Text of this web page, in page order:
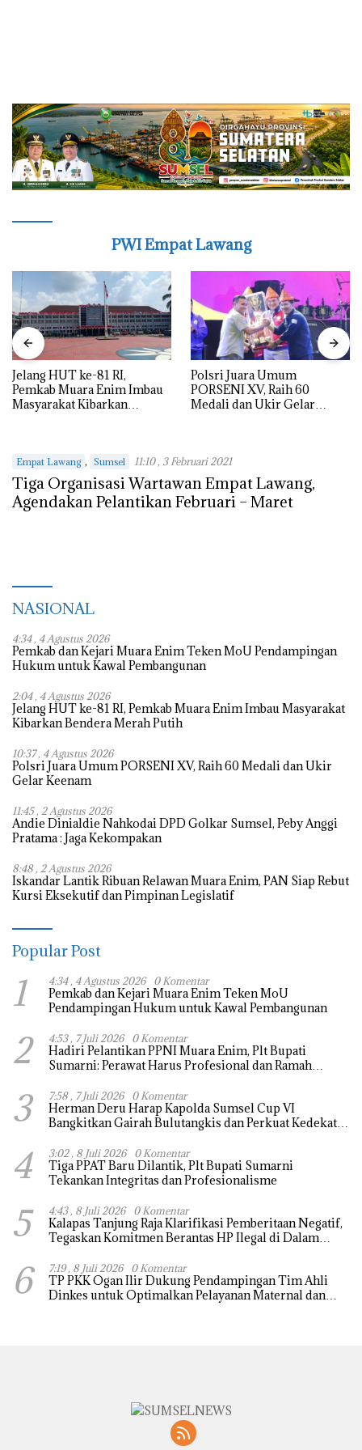
PWI Empat Lawang
Jelang HUT ke-81 RI,
Pemkab Muara Enim Imbau
Masyarakat Kibarkan
Polsri Juara Umum
PORSENI XV, Raih 60
Medali dan Ukir Gelar
Empat Lawang , Sumsel 11:10 , 3 Februari 2021
Tiga Organisasi Wartawan Empat Lawang,
Agendakan Pelantikan Februari – Maret
NASIONAL
4:34 , 4 Agustus 2026
Pemkab dan Kejari Muara Enim Teken MoU Pendampingan
Hukum untuk Kawal Pembangunan
2:04 , 4 Agustus 2026
Jelang HUT ke-81 RI, Pemkab Muara Enim Imbau Masyarakat
Kibarkan Bendera Merah Putih
10:37 , 4 Agustus 2026
Polsri Juara Umum PORSENI XV, Raih 60 Medali dan Ukir
Gelar Keenam
11:45 , 2 Agustus 2026
Andie Dinialdie Nahkodai DPD Golkar Sumsel, Peby Anggi
Pratama : Jaga Kekompakan
8:48 , 2 Agustus 2026
Iskandar Lantik Ribuan Relawan Muara Enim, PAN Siap Rebut
Kursi Eksekutif dan Pimpinan Legislatif
Popular Post
1 4:34 , 4 Agustus 2026 0 Komentar
Pemkab dan Kejari Muara Enim Teken MoU
Pendampingan Hukum untuk Kawal Pembangunan
2 4:53 , 7 Juli 2026 0 Komentar
Hadiri Pelantikan PPNI Muara Enim, Plt Bupati
Sumarni: Perawat Harus Profesional dan Ramah
3 7:58 , 7 Juli 2026 0 Komentar
Herman Deru Harap Kapolda Sumsel Cup VI
Bangkitkan Gairah Bulutangkis dan Perkuat Kedekatan
4 3:02 , 8 Juli 2026 0 Komentar
Tiga PPAT Baru Dilantik, Plt Bupati Sumarni
Tekankan Integritas dan Profesionalisme
5 4:43 , 8 Juli 2026 0 Komentar
Kalapas Tanjung Raja Klarifikasi Pemberitaan Negatif,
Tegaskan Komitmen Berantas HP Ilegal di Dalam
6 7:19 , 8 Juli 2026 0 Komentar
TP PKK Ogan Ilir Dukung Pendampingan Tim Ahli
Dinkes untuk Optimalkan Pelayanan Maternal dan